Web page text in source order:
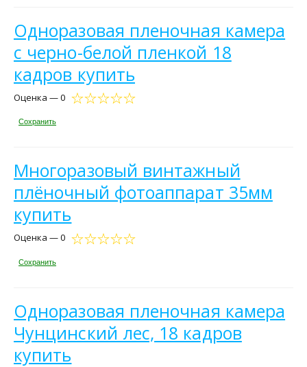
Одноразовая пленочная камера
с черно-белой пленкой 18
кадров купить
Оценка — 0
Сохранить
Многоразовый винтажный
плёночный фотоаппарат 35мм
купить
Оценка — 0
Сохранить
Одноразовая пленочная камера
Чунцинский лес, 18 кадров
купить